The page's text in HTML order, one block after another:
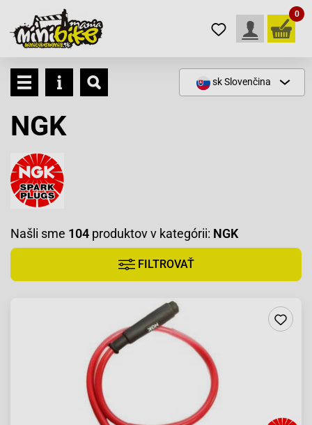
0
skSlovenčina
NGK
Našli sme 104 produktov v kategórii: NGK
FILTROVAŤ